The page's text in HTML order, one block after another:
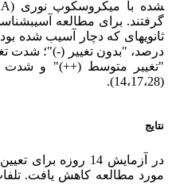
(14،17،28).
نتایج
در آزمایش 14